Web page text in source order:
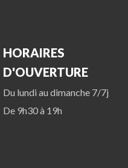
HORAIRES
D'OUVERTURE
Du lundi au dimanche 7/7j
De 9h30 à 19h